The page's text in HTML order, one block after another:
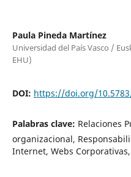
Paula Pineda Martínez
Universidad del País Vasco /
EHU)
DOI: https://doi.org/
Palabras clave: Relaciones
organizacional,
Internet, Webs Corporativas,